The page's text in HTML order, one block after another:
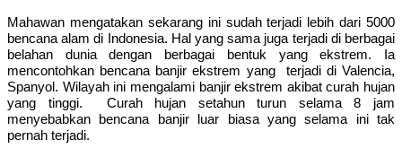
Mahawan mengatakan sekarang ini sudah terjadi lebih dari 5000
bencana alam di Indonesia. Hal yang sama juga terjadi di berbagai
belahan dunia dengan berbagai bentuk yang ekstrem. Ia
mencontohkan bencana banjir ekstrem yang terjadi di Valencia,
Spanyol. Wilayah ini mengalami banjir ekstrem akibat curah hujan
yang tinggi. Curah hujan setahun turun selama 8 jam
menyebabkan bencana banjir luar biasa yang selama ini tak
pernah terjadi.